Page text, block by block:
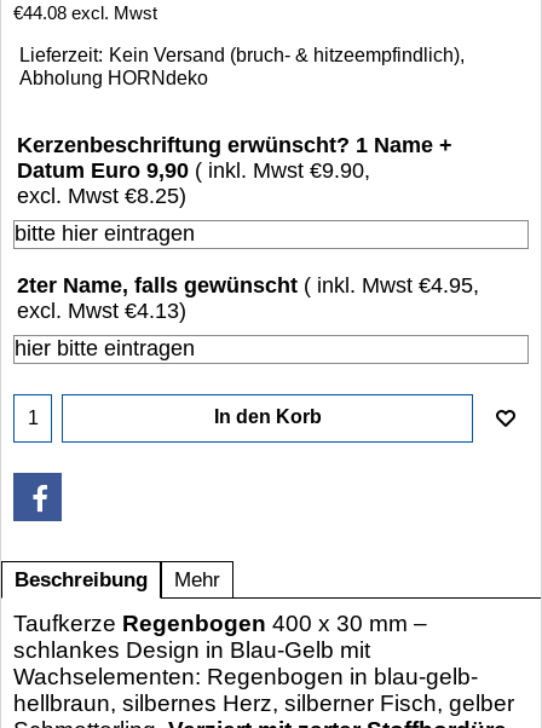
€44.08 excl. Mwst
Lieferzeit: Kein Versand (bruch- & hitzeempfindlich),
Abholung HORNdeko
Kerzenbeschriftung erwünscht? 1 Name +
Datum Euro 9,90 ( inkl. Mwst €9.90,
excl. Mwst €8.25)
2ter Name, falls gewünscht ( inkl. Mwst €4.95,
excl. Mwst €4.13)
In den Korb
Beschreibung Mehr
Taufkerze Regenbogen 400 x 30 mm –
schlankes Design in Blau-Gelb mit
Wachselementen: Regenbogen in blau-gelb-
hellbraun, silbernes Herz, silberner Fisch, gelber